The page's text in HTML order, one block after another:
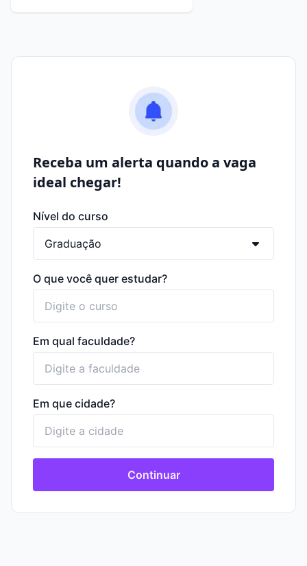
Receba um alerta quando a vaga
ideal chegar!
Nível do curso
O que você quer estudar?
Em qual faculdade?
Em que cidade?
Continuar